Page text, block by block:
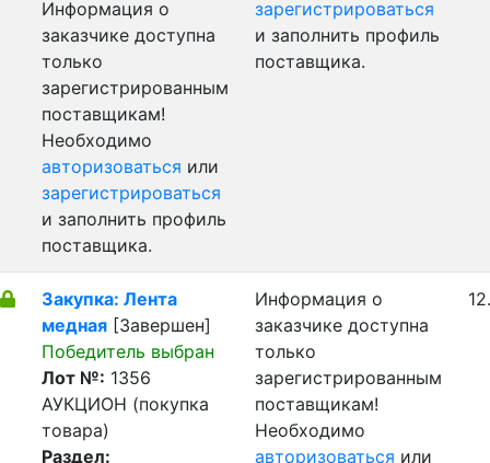
Информация о
заказчике доступна
только
зарегистрированным
поставщикам!
Необходимо
авторизоваться или
зарегистрироваться
и заполнить профиль
поставщика.
зарегистрироваться
и заполнить профиль
поставщика.
Закупка: Лента
медная [Завершен]
Победитель выбран
Лот №: 1356
АУКЦИОН (покупка
товара)
Раздел:
Информация о
заказчике доступна
только
зарегистрированным
поставщикам!
Необходимо
авторизоваться или